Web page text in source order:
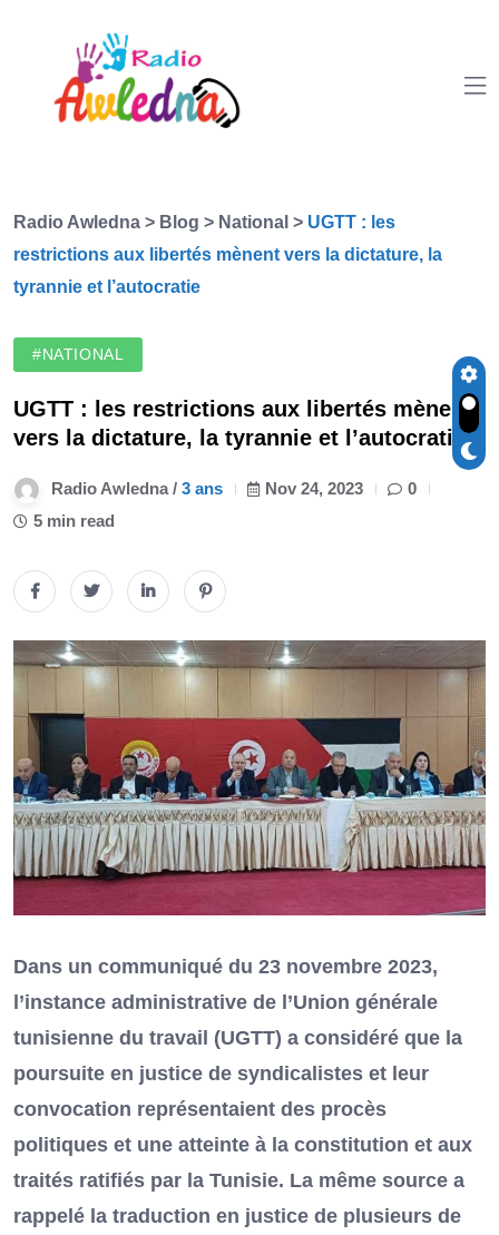
Radio Awledna > Blog > National > UGTT : les
restrictions aux libertés mènent vers la dictature, la
tyrannie et l’autocratie
#NATIONAL
UGTT : les restrictions aux libertés mènent
vers la dictature, la tyrannie et l’autocratie
Radio Awledna / 3 ans Nov 24, 2023
0
5 min read
Dans un communiqué du 23 novembre 2023,
l’instance administrative de l’Union générale
tunisienne du travail (UGTT) a considéré que la
poursuite en justice de syndicalistes et leur
convocation représentaient des procès
politiques et une atteinte à la constitution et aux
traités ratifiés par la Tunisie. La même source a
rappelé la traduction en justice de plusieurs de